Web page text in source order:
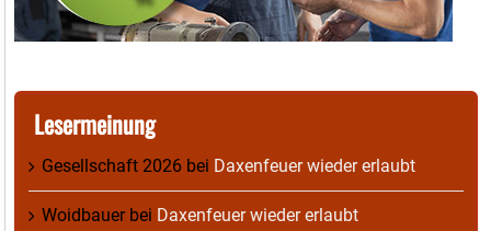
Lesermeinung
Gesellschaft 2026 bei Daxenfeuer wieder erlaubt
Woidbauerbei Daxenfeuer wieder erlaubt